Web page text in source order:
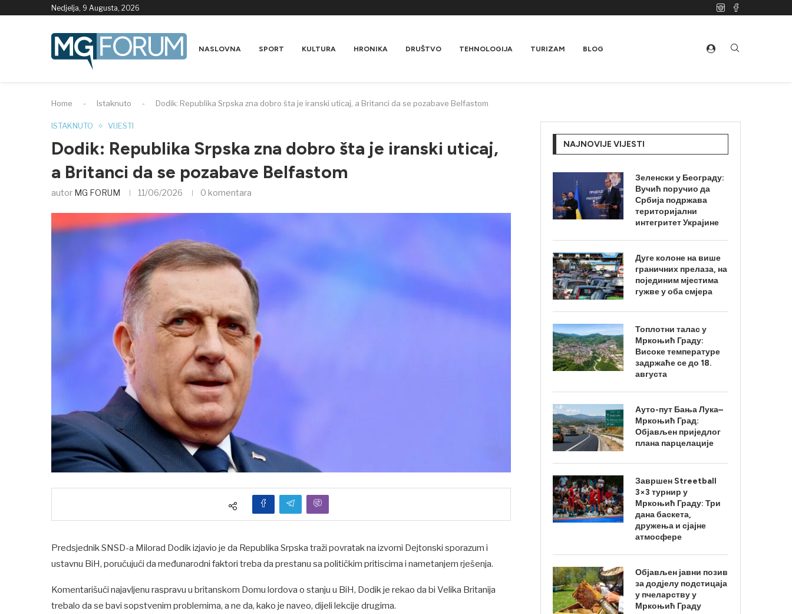
Nedjelja, 9 Augusta, 2026
NASLOVNA SPORT KULTURA HRONIKA DRUŠTVO TEHNOLOGIJA TURIZAM BLOG
Home - Istaknuto - Dodik: Republika Srpska zna dobro šta je iranski uticaj, a Britanci da se pozabave Belfastom
ISTAKNUTO VIJESTI
Dodik: Republika Srpska zna dobro šta je iranski uticaj,
a Britanci da se pozabave Belfastom
autor MG FORUM 11/06/2026 0 komentara
Predsjednik SNSD-a Milorad Dodik izjavio je da Republika Srpska traži povratak na izvorni Dejtonski sporazum i
ustavnu BiH, poručujući da međunarodni faktori treba da prestanu sa političkim pritiscima i nametanjem rješenja.
Komentarišući najavljenu raspravu u britanskom Domu lordova o stanju u BiH, Dodik je rekao da bi Velika Britanija
trebalo da se bavi sopstvenim problemima, a ne da, kako je naveo, dijeli lekcije drugima.
NAJNOVIJE VIJESTI
Зеленски у Београду:
Вучић поручио да
Србија подржава
територијални
интегритет Украјине
Дуге колоне на више
граничних прелаза, на
појединим мјестима
гужве у оба смјера
Топлотни талас у
Мркоњић Граду:
Високе температуре
задржаће се до 18.
августа
Ауто-пут Бања Лука–
Мркоњић Град:
Објављен приједлог
плана парцелације
Завршен Streetball
3×3 турнир у
Мркоњић Граду: Три
дана баскета,
дружења и сјајне
атмосфере
Објављен јавни позив
за додјелу подстицаја
у пчеларству у
Мркоњић Граду